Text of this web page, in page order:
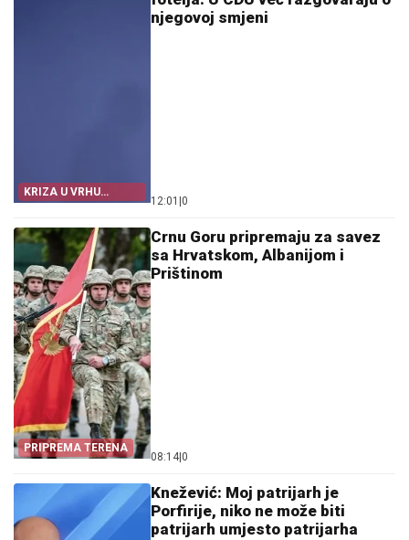
KRIZA U VRHU
NJEMAČKE
njegovoj smjeni
12:01 0
PRIPREMA TERENA
Crnu Goru pripremaju za savez
sa Hrvatskom, Albanijom i
Prištinom
08:14 0
Knežević: Moj patrijarh je
Porfirije, niko ne može biti
patrijarh umjesto patrijarha